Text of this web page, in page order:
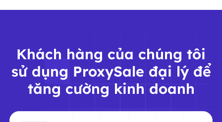
Khách hàng của chúng tôi
sử dụng ProxySale đại lý để
tăng cường kinh doanh